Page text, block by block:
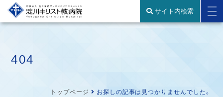
サイト内検索
404
トップページ お探しの記事は見つかりませんでした。